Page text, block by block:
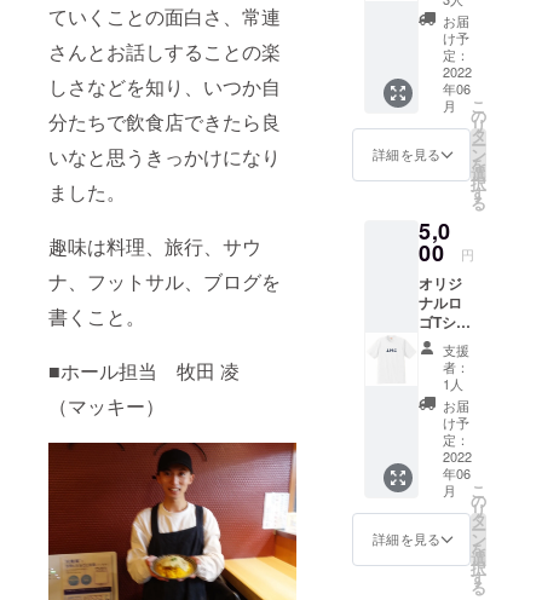
ていくことの面白さ、常連
さんとお話しすることの楽
しさなどを知り、いつか自
分たちで飲食店できたら良
いなと思うきっかけになり
ました。
趣味は料理、旅行、サウ
ナ、フットサル、ブログを
書くこと。
■ホール担当 牧田 凌
（マッキー）
シー
セット
引換券
＋感謝
の手紙
＋オリ
ジナル
ロゴス
テッ
カー ※
の利用
期限は
2022年
12月末
日まで
になり
ます。
月に2回
程度の
営業と
なりま
すの
で、お
早めに
ご利用
くださ
い。 ※T
お届
け予
定：
2022
年06
月
詳細を見る
こ
の
リ
タ
ー
ン
を
選
択
す
る
5,0
00 円
オリジ
ナルロ
ゴTシャ
ツ＋カ
レー、
ラッ
シー
セット
引換券
＋感謝
の手紙
＋オリ
ジナル
ロゴス
テッ
カー ※
支援
者：
1人
お届
け予
定：
2022
年06
月
詳細を見る
こ
の
リ
タ
ー
ン
を
選
択
す
る